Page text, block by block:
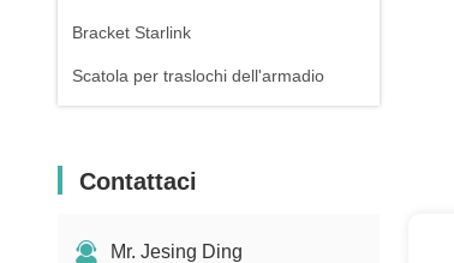
Bracket Starlink
Scatola per traslochi dell'armadio
Contattaci
Mr. Jesing Ding